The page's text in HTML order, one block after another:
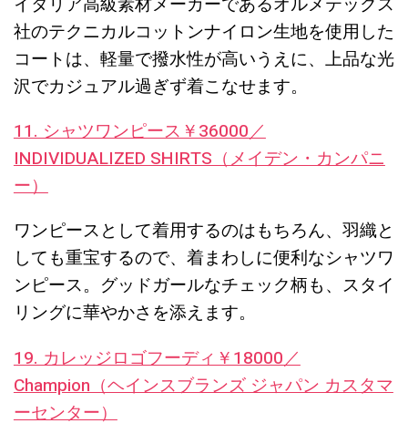
社のテクニカルコットンナイロン生地を使用した
コートは、軽量で撥水性が高いうえに、上品な光
沢でカジュアル過ぎず着こなせます。
11. シャツワンピース￥36000／
INDIVIDUALIZED SHIRTS（メイデン・カンパニ
ー）
ワンピースとして着用するのはもちろん、羽織と
しても重宝するので、着まわしに便利なシャツワ
ンピース。グッドガールなチェック柄も、スタイ
リングに華やかさを添えます。
19. カレッジロゴフーディ￥18000／
Champion（ヘインスブランズ ジャパン カスタマ
ーセンター）